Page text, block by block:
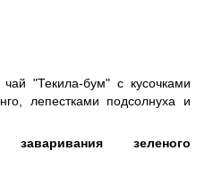
"Текила-бум" с кусочками
лепестками подсолнуха и
зеленого